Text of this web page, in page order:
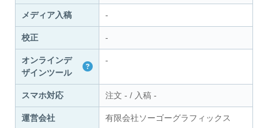
メディア入稿 -
校正 -
オンラインデ
ザインツール
-
スマホ対応 注文 - / 入稿 -
運営会社 有限会社ソーゴーグラフィックス